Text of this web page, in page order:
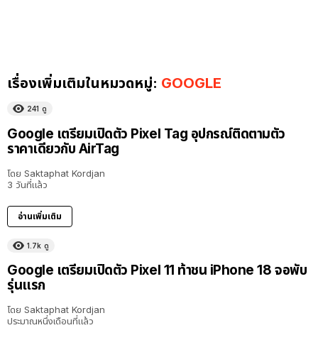
เรื่องเพิ่มเติมในหมวดหมู่: GOOGLE
241 ดู
Google เตรียมเปิดตัว Pixel Tag อุปกรณ์ติดตามตัว
ราคาเดียวกับ AirTag
โดย Saktaphat Kordjan
3 วันที่แล้ว
อ่านเพิ่มเติม
1.7k ดู
Google เตรียมเปิดตัว Pixel 11 ท้าชน iPhone 18 จอพับ
รุ่นแรก
โดย Saktaphat Kordjan
ประมาณหนึ่งเดือนที่แล้ว